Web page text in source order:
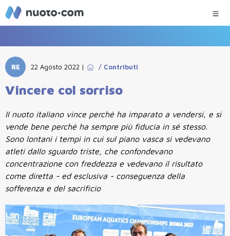
RE 22 Agosto 2022 | / Contributi
Vincere col sorriso
Il nuoto italiano vince perché ha imparato a vendersi, e si
vende bene perché ha sempre più fiducia in sé stesso.
Sono lontani i tempi in cui sul piano vasca si vedevano
atleti dallo sguardo triste, che confondevano
concentrazione con freddezza e vedevano il risultato
come diretta - ed esclusiva - conseguenza della
sofferenza e del sacrificio